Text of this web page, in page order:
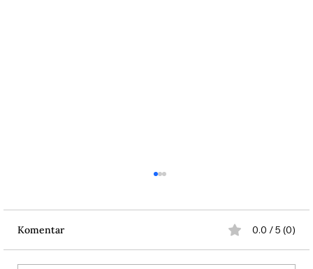
Komentar 0.0 / 5 (0)